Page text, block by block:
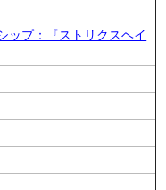
ップ：『ストリクスヘイ